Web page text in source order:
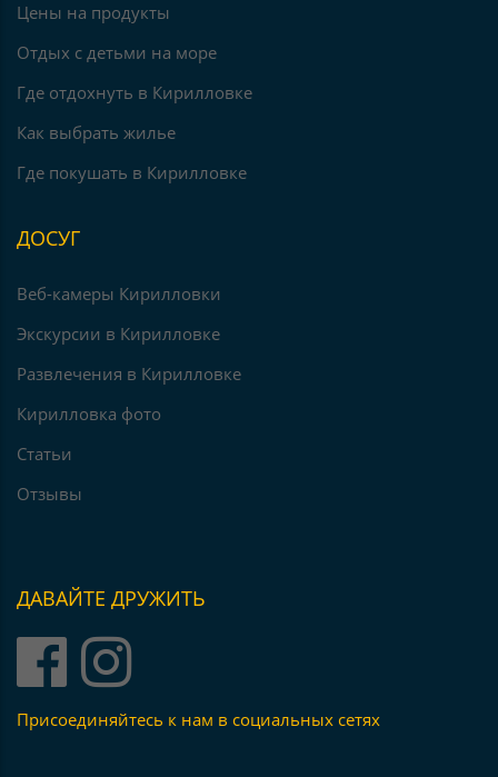
Цены на продукты
Отдых с детьми на море
Где отдохнуть в Кирилловке
Как выбрать жилье
Где покушать в Кирилловке
ДОСУГ
Веб-камеры Кирилловки
Экскурсии в Кирилловке
Развлечения в Кирилловке
Кирилловка фото
Статьи
Отзывы
ДАВАЙТЕ ДРУЖИТЬ
Присоединяйтесь к нам в социальных сетях